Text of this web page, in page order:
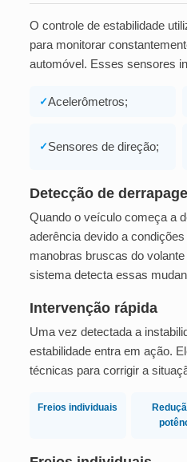
O controle de estabilidade
para monitorar
automóvel. Esses sensores
✓Acelerômetros;
✓ Sensores de direção;
Detecção de
Quando o veículo começa a
aderência devido a
manobras bruscas do
sistema detecta essas
Intervenção rápida
Uma vez detectada a
estabilidade entra em ação.
técnicas para corrigir a
Freios individuais